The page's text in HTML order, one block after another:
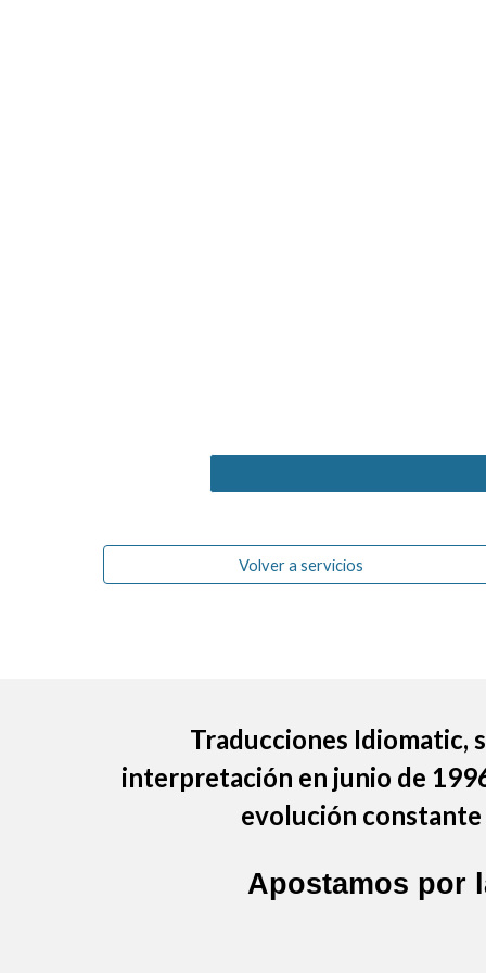
Volver a servicios
Traducciones Idiomatic,
interpretación en junio de
evolución constante
Apostamos por